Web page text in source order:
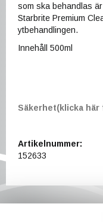
som ska behandlas
Starbrite Premium
ytbehandlingen.
Innehåll 500ml
Säkerhet(klicka här
Artikelnummer:
152633